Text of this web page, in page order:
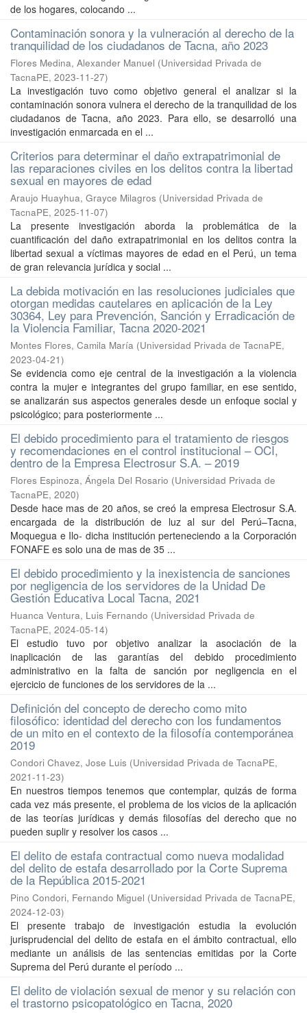
de los hogares, colocando ...
Contaminación sonora y la vulneración al derecho de la
tranquilidad de los ciudadanos de Tacna, año 2023
Flores Medina, Alexander Manuel (Universidad Privada de
TacnaPE, 2023-11-27)
La investigación tuvo como objetivo general el analizar si la
contaminación sonora vulnera el derecho de la tranquilidad de los
ciudadanos de Tacna, año 2023. Para ello, se desarrolló una
investigación enmarcada en el ...
Criterios para determinar el daño extrapatrimonial de
las reparaciones civiles en los delitos contra la libertad
sexual en mayores de edad
Araujo Huayhua, Grayce Milagros (Universidad Privada de
TacnaPE, 2025-11-07)
La presente investigación aborda la problemática de la
cuantificación del daño extrapatrimonial en los delitos contra la
libertad sexual a víctimas mayores de edad en el Perú, un tema
de gran relevancia jurídica y social ...
La debida motivación en las resoluciones judiciales que
otorgan medidas cautelares en aplicación de la Ley
30364, Ley para Prevención, Sanción y Erradicación de
la Violencia Familiar, Tacna 2020-2021
Montes Flores, Camila María (Universidad Privada de TacnaPE,
2023-04-21)
Se evidencia como eje central de la investigación a la violencia
contra la mujer e integrantes del grupo familiar, en ese sentido,
se analizarán sus aspectos generales desde un enfoque social y
psicológico; para posteriormente ...
El debido procedimiento para el tratamiento de riesgos
y recomendaciones en el control institucional – OCI,
dentro de la Empresa Electrosur S.A. – 2019
Flores Espinoza, Ángela Del Rosario (Universidad Privada de
TacnaPE, 2020)
Desde hace mas de 20 años, se creó la empresa Electrosur S.A.
encargada de la distribución de luz al sur del Perú–Tacna,
Moquegua e Ilo- dicha institución perteneciendo a la Corporación
FONAFE es solo una de mas de 35 ...
El debido procedimiento y la inexistencia de sanciones
por negligencia de los servidores de la Unidad De
Gestión Educativa Local Tacna, 2021
Huanca Ventura, Luis Fernando (Universidad Privada de
TacnaPE, 2024-05-14)
El estudio tuvo por objetivo analizar la asociación de la
inaplicación de las garantías del debido procedimiento
administrativo en la falta de sanción por negligencia en el
ejercicio de funciones de los servidores de la ...
Definición del concepto de derecho como mito
filosófico: identidad del derecho con los fundamentos
de un mito en el contexto de la filosofía contemporánea
2019
Condori Chavez, Jose Luis (Universidad Privada de TacnaPE,
2021-11-23)
En nuestros tiempos tenemos que contemplar, quizás de forma
cada vez más presente, el problema de los vicios de la aplicación
de las teorías jurídicas y demás filosofías del derecho que no
pueden suplir y resolver los casos ...
El delito de estafa contractual como nueva modalidad
del delito de estafa desarrollado por la Corte Suprema
de la República 2015-2021
Pino Condori, Fernando Miguel (Universidad Privada de TacnaPE,
2024-12-03)
El presente trabajo de investigación estudia la evolución
jurisprudencial del delito de estafa en el ámbito contractual, ello
mediante un análisis de las sentencias emitidas por la Corte
Suprema del Perú durante el período ...
El delito de violación sexual de menor y su relación con
el trastorno psicopatológico en Tacna, 2020